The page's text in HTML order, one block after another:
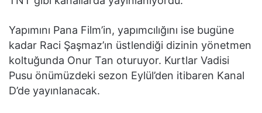
Yapımını Pana Film’in, yapımcılığını ise bugüne
kadar Raci Şaşmaz’ın üstlendiği dizinin yönetmen
koltuğunda Onur Tan oturuyor. Kurtlar Vadisi
Pusu önümüzdeki sezon Eylül’den itibaren Kanal
D’de yayınlanacak.